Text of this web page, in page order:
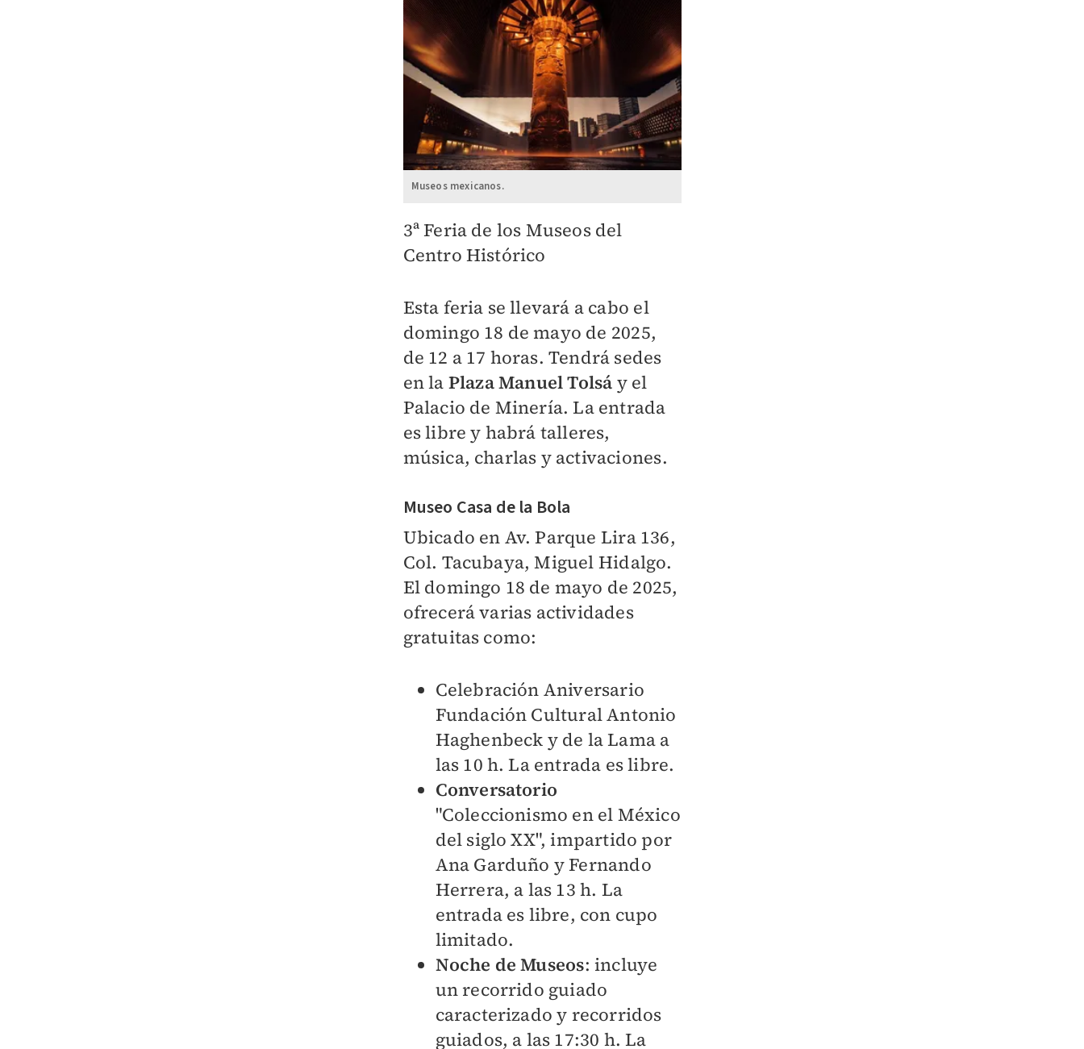
Museos mexicanos.
3ª Feria de los Museos del
Centro Histórico
Esta feria se llevará a cabo el
domingo 18 de mayo de 2025,
de 12 a 17 horas. Tendrá sedes
en la Plaza Manuel Tolsá y el
Palacio de Minería. La entrada
es libre y habrá talleres,
música, charlas y activaciones.
Museo Casa de la Bola
Ubicado en Av. Parque Lira 136,
Col. Tacubaya, Miguel Hidalgo.
El domingo 18 de mayo de 2025,
ofrecerá varias actividades
gratuitas como:
Celebración Aniversario
Fundación Cultural Antonio
Haghenbeck y de la Lama a
las 10 h. La entrada es libre.
Conversatorio
"Coleccionismo en el México
del siglo XX", impartido por
Ana Garduño y Fernando
Herrera, a las 13 h. La
entrada es libre, con cupo
limitado.
Noche de Museos: incluye
un recorrido guiado
caracterizado y recorridos
guiados, a las 17:30 h. La